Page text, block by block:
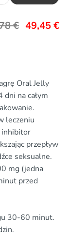
€ 49,45€
Oral Jelly
na całym
leczeniu
inhibitor
przepływ
seksualne.
mg (jedna
przed
30-60 minut.